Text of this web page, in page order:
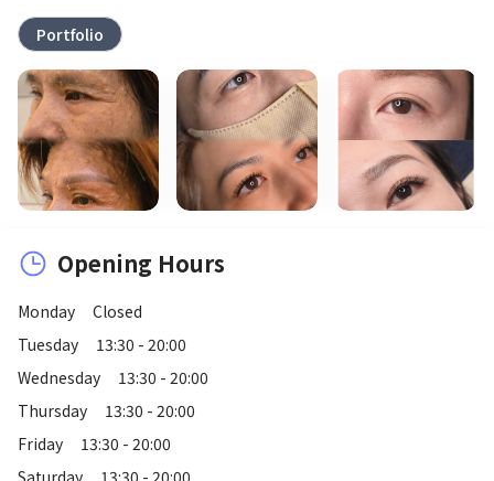
Portfolio
Opening Hours
Monday
Closed
Tuesday
13:30 - 20:00
Wednesday
13:30 - 20:00
Thursday
13:30 - 20:00
Friday
13:30 - 20:00
Saturday
13:30 - 20:00